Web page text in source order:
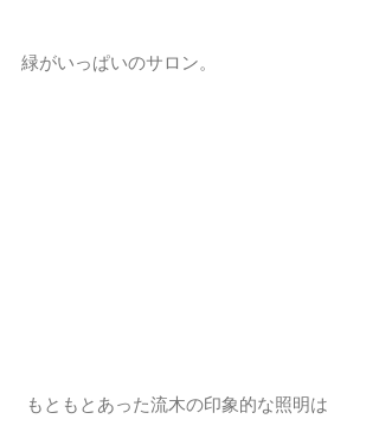
緑がいっぱいのサロン。
もともとあった流木の印象的な照明は